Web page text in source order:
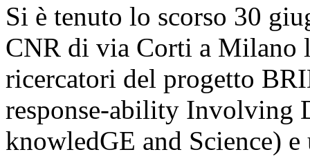
Si è tenuto lo scorso 30
CNR di via Corti a Milano
ricercatori del progetto
response-ability Involving
knowledGE and Science)